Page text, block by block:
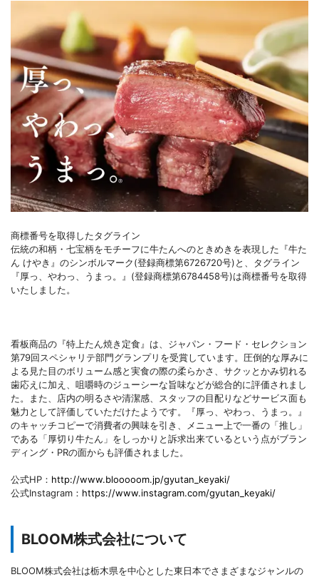
商標番号を取得したタグライン
伝統の和柄・七宝柄をモチーフに牛たんへのときめきを表現した『牛た
ん けやき』のシンボルマーク(登録商標第6726720号)と、タグライン
『厚っ、やわっ、うまっ。』(登録商標第6784458号)は商標番号を取得
いたしました。
看板商品の『特上たん焼き定食』は、ジャパン・フード・セレクション
第79回スペシャリテ部門グランプリを受賞しています。圧倒的な厚みに
よる見た目のボリューム感と実食の際の柔らかさ、サクッとかみ切れる
歯応えに加え、咀嚼時のジューシーな旨味などが総合的に評価されまし
た。また、店内の明るさや清潔感、スタッフの目配りなどサービス面も
魅力として評価していただけたようです。『厚っ、やわっ、うまっ。』
のキャッチコピーで消費者の興味を引き、メニュー上で一番の「推し」
である「厚切り牛たん」をしっかりと訴求出来ているという点がブラン
ディング・PRの面からも評価されました。
公式HP： http://www.blooooom.jp/gyutan_keyaki/
公式Instagram： https://www.instagram.com/gyutan_keyaki/
BLOOM株式会社について
BLOOM株式会社は栃木県を中心とした東日本でさまざまなジャンルの